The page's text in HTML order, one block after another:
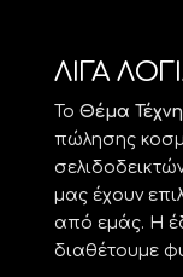
ΛΙΓΑ
Το Θέμα
πώλησης
μας έχουν
από εμάς. Η
διαθέτουμε